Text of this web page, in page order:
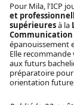
Pour Mila, l'ICP
et
supérieuresà la
Communication
épanouissement
Elle recommande
aux futurs
préparatoire
orientation